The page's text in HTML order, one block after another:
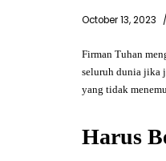
October 13, 2023
Firman Tuhan
seluruh dunia jika
yang tidak
Harus